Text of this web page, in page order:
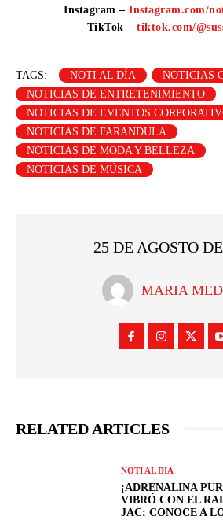
Instagram – Instagram.com/
TikTok –tiktok.com/
TAGS: NOTI AL DÍA
NOTICIAS
NOTICIAS DE ENTRETENIMIENTO
NOTICIAS DE EVENTOS
NOTICIAS DE FARANDULA
NOTICIAS DE MODA Y BELLEZA
NOTICIAS DE MÚSICA
25 DE AGOSTO
MARIA
RELATED ARTICLES
NOTI AL DIA
¡ADRENALINA
VIBRÓ CON EL
JAC: CONOCE A